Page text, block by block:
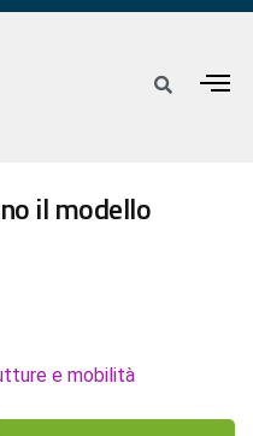
il modello
e mobilità